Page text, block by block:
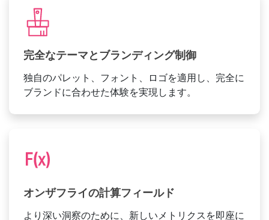
完全なテーマとブランディング制御
独自のパレット、フォント、ロゴを適用し、完全に
ブランドに合わせた体験を実現します。
オンザフライの計算フィールド
より深い洞察のために、新しいメトリクスを即座に